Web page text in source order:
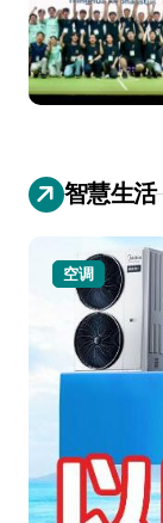
智慧生活
空调